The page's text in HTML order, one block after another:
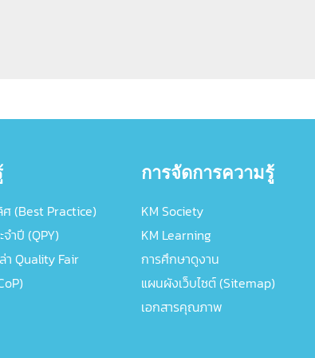
(Best Practice)
ำปี (QPY)
า Quality Fair
การจัดการความรู้
KM Society
KM Learning
การศึกษาดูงาน
แผนผังเว็บไซต์ (Sitemap)
เอกสารคุณภาพ